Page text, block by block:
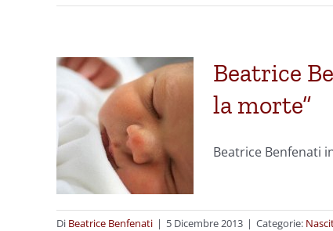
Beatrice
la morte”
Beatrice Benfenati
Di Beatrice Benfenati | 5 Dicembre 2013 | Categorie: